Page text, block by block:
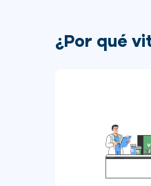
¿Por qué